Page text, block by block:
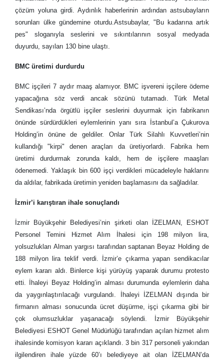
çözüm yoluna girdi. Aydınlık haberlerinin ardından astsubayların
sorunları ülke gündemine oturdu.Astsubaylar, "Bu kadarına artık
pes" sloganıyla seslerini ve sıkıntılarının sosyal medyada
duyurdu, sayıları 130 bine ulaştı.
BMC üretimi durdurdu
BMC işçileri 7 aydır maaş alamıyor. BMC işvereni işçilere ödeme
yapacağına söz verdi ancak sözünü tutamadı. Türk Metal
Sendikası’nda örgütlü işçiler seslerini duyurmak için fabrikanın
önünde sürdürdükleri eylemlerinin yanı sıra İstanbul’a Çukurova
Holding’in önüne de geldiler. Onlar Türk Silahlı Kuvvetleri’nin
kullandığı "kirpi" denen araçları da üretiyorlardı. Fabrika hem
üretimi durdurmak zorunda kaldı, hem de işçilere maaşları
ödenemedi. Yaklaşık bin 600 işçi verdikleri mücadeleyle haklarını
da aldılar, fabrikada üretimin yeniden başlamasını da sağladılar.
İzmir’i karıştıran ihale sonuçlandı
İzmir Büyükşehir Belediyesi’nin şirketi olan İZELMAN, ESHOT
Personel Temini Hizmet Alım İhalesi için 198 milyon lira,
yolsuzlukları Alman yargısı tarafından saptanan Beyaz Holding de
188 milyon lira teklif verdi. İzmir’e çıkarma yapan sendikacılar
eylem kararı aldı. Binlerce kişi yürüyüş yaparak durumu protesto
etti. İhaleyi Beyaz Holding’in alması durumunda eylemlerin daha
da yaygınlaştırılacağı vurgulandı. İhaleyi İZELMAN dışında bir
firmanın alması sonucunda ücret düşürme, işçi çıkarma gibi bir
çok olumsuzluklar yaşanacağı söylendi. İzmir Büyükşehir
Belediyesi ESHOT Genel Müdürlüğü tarafından açılan hizmet alım
ihalesinde komisyon kararı açıklandı. 3 bin 317 personeli yakından
ilgilendiren ihale yüzde 60’ı belediyeye ait olan İZELMAN’da